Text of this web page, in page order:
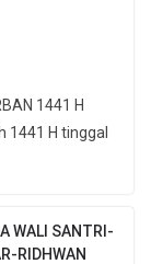
1441 H tinggal
WALI SANTRI-
RIDHWAN